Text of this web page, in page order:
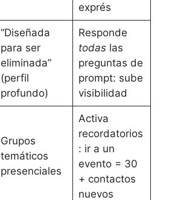
exprés
“Diseñada
para ser
eliminada”
(perfil
profundo)
Responde
todaslas
preguntas de
prompt: sube
visibilidad
Grupos
temáticos
presenciales
Activa
recordatorios
: ir a un
evento = 30
+ contactos
nuevos